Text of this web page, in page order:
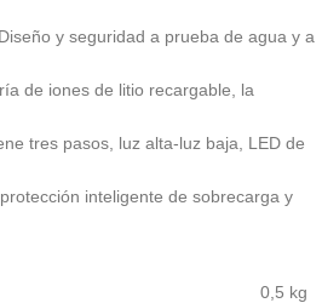
y seguridad a prueba de agua y a
de iones de litio recargable, la
tres pasos, luz alta-luz baja, LED de
inteligente de sobrecarga y
0,5 kg